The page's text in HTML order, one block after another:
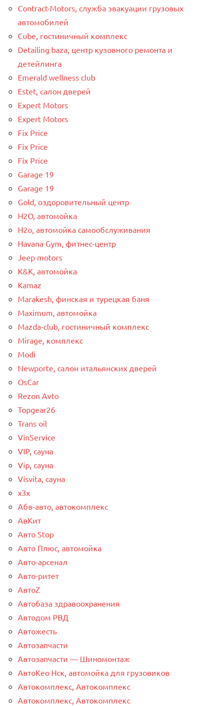
Contract-Motors, служба эвакуации грузовых
автомобилей
Cube, гостиничный комплекс
Detailing baza, центр кузовного ремонта и
детейлинга
Emerald wellness club
Estet, салон дверей
Expert Motors
Expert Motors
Fix Price
Fix Price
Fix Price
Garage 19
Garage 19
Gold, оздоровительный центр
H2O, автомойка
H2o, автомойка самообслуживания
Havana Gym, фитнес-центр
Jeep motors
K&K, автомойка
Kamaz
Marakesh, финская и турецкая баня
Maximum, автомойка
Mazda-club, гостиничный комплекс
Mirage, комплекс
Modi
Newporte, салон итальянских дверей
OsCar
Rezon Avto
Topgear26
Trans oil
VinService
VIP, сауна
Vip, сауна
Visvita, сауна
x3x
Абв-авто, автокомплекс
АвКит
Авто Stop
Авто Плюс, автомойка
Авто-арсенал
Авто-ритет
АвтоZ
Автобаза здравоохранения
Автодом РВД
Автожесть
Автозапчасти
Автозапчасти — Шиномонтаж
АвтоКео Нск, автомойка для грузовиков
Автокомплекс, Автокомплекс
Автокомплекс, Автокомплекс